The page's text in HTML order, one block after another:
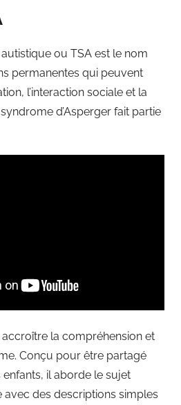
ou TSA est le nom
permanentes qui peuvent
l’interaction sociale et la
d’Asperger fait partie
la compréhension et
Conçu pour être partagé
il aborde le sujet
avec des descriptions simples